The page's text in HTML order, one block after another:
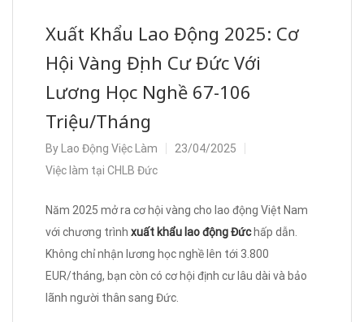
Xuất Khẩu Lao Động 2025: Cơ
Hội Vàng Định Cư Đức Với
Lương Học Nghề 67-106
Triệu/Tháng
By Lao Động Việc Làm
23/04/2025
Việc làm tại CHLB Đức
Năm 2025 mở ra cơ hội vàng cho lao động Việt Nam
với chương trình xuất khẩu lao động Đứchấp dẫn.
Không chỉ nhận lương học nghề lên tới 3.800
EUR/tháng, bạn còn có cơ hội định cư lâu dài và bảo
lãnh người thân sang Đức.